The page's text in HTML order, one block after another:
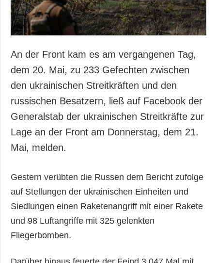
An der Front kam es am vergangenen Tag,
dem 20. Mai, zu 233 Gefechten zwischen
den ukrainischen Streitkräften und den
russischen Besatzern, ließ auf Facebook der
Generalstab der ukrainischen Streitkräfte zur
Lage an der Front am Donnerstag, dem 21.
Mai, melden.
Gestern verübten die Russen dem Bericht zufolge
auf Stellungen der ukrainischen Einheiten und
Siedlungen einen Raketenangriff mit einer Rakete
und 98 Luftangriffe mit 325 gelenkten
Fliegerbomben.